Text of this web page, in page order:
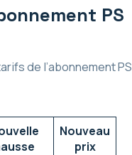
PS
de l’abonnement PS
Nouveau
prix